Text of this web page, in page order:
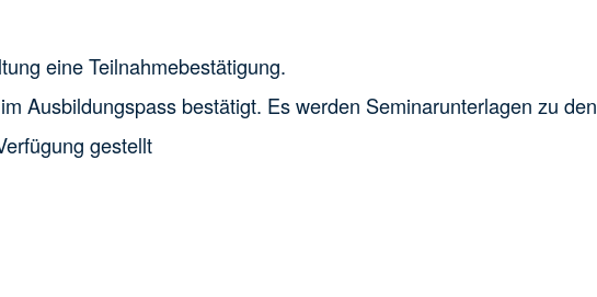
eine Teilnahmebestätigung.
Ausbildungspass bestätigt. Es werden Seminarunterlagen zu den
gestellt